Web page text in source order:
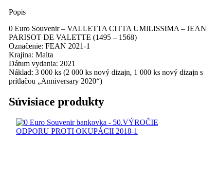
Popis
0 Euro Souvenir – VALLETTA CITTA UMILISSIMA – JEAN
PARISOT DE VALETTE (1495 – 1568)
Označenie: FEAN 2021-1
Krajina: Malta
Dátum vydania: 2021
Náklad: 3 000 ks (2 000 ks nový dizajn, 1 000 ks nový dizajn s
prítlačou „Anniversary 2020“)
Súvisiace produkty